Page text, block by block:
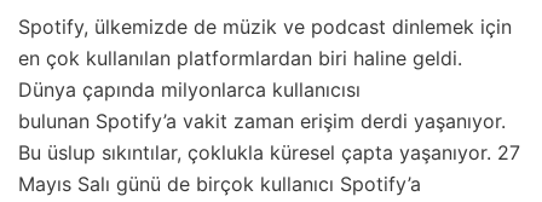
Spotify, ülkemizde de müzik ve podcast dinlemek için
en çok kullanılan platformlardan biri haline geldi.
Dünya çapında milyonlarca kullanıcısı
bulunan Spotify’a vakit zaman erişim derdi yaşanıyor.
Bu üslup sıkıntılar, çoklukla küresel çapta yaşanıyor. 27
Mayıs Salı günü de birçok kullanıcı Spotify’a